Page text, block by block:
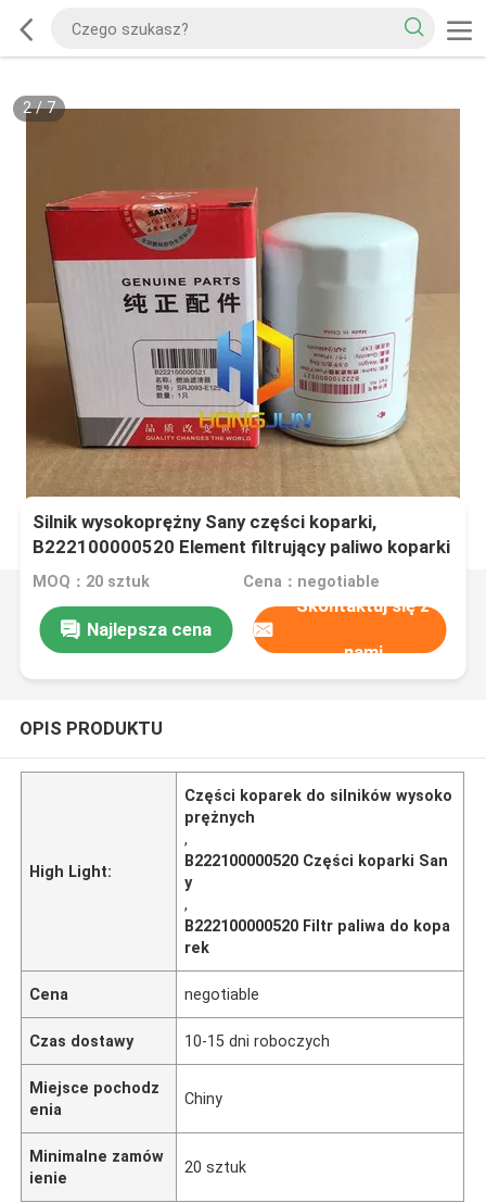
2/7
Silnik wysokoprężny Sany części koparki,
B222100000520 Element filtrujący paliwo koparki
MOQ：20 sztuk Cena：negotiable
Najlepsza cena
Skontaktuj się z
nami
OPIS PRODUKTU
High Light:
Części koparek do silników wysoko
prężnych
,
B222100000520 Części koparki San
y
,
B222100000520 Filtr paliwa do kopa
rek
Cena negotiable
Czas dostawy 10-15 dni roboczych
Miejsce pochodz
enia
Chiny
Minimalne zamów
ienie
20 sztuk